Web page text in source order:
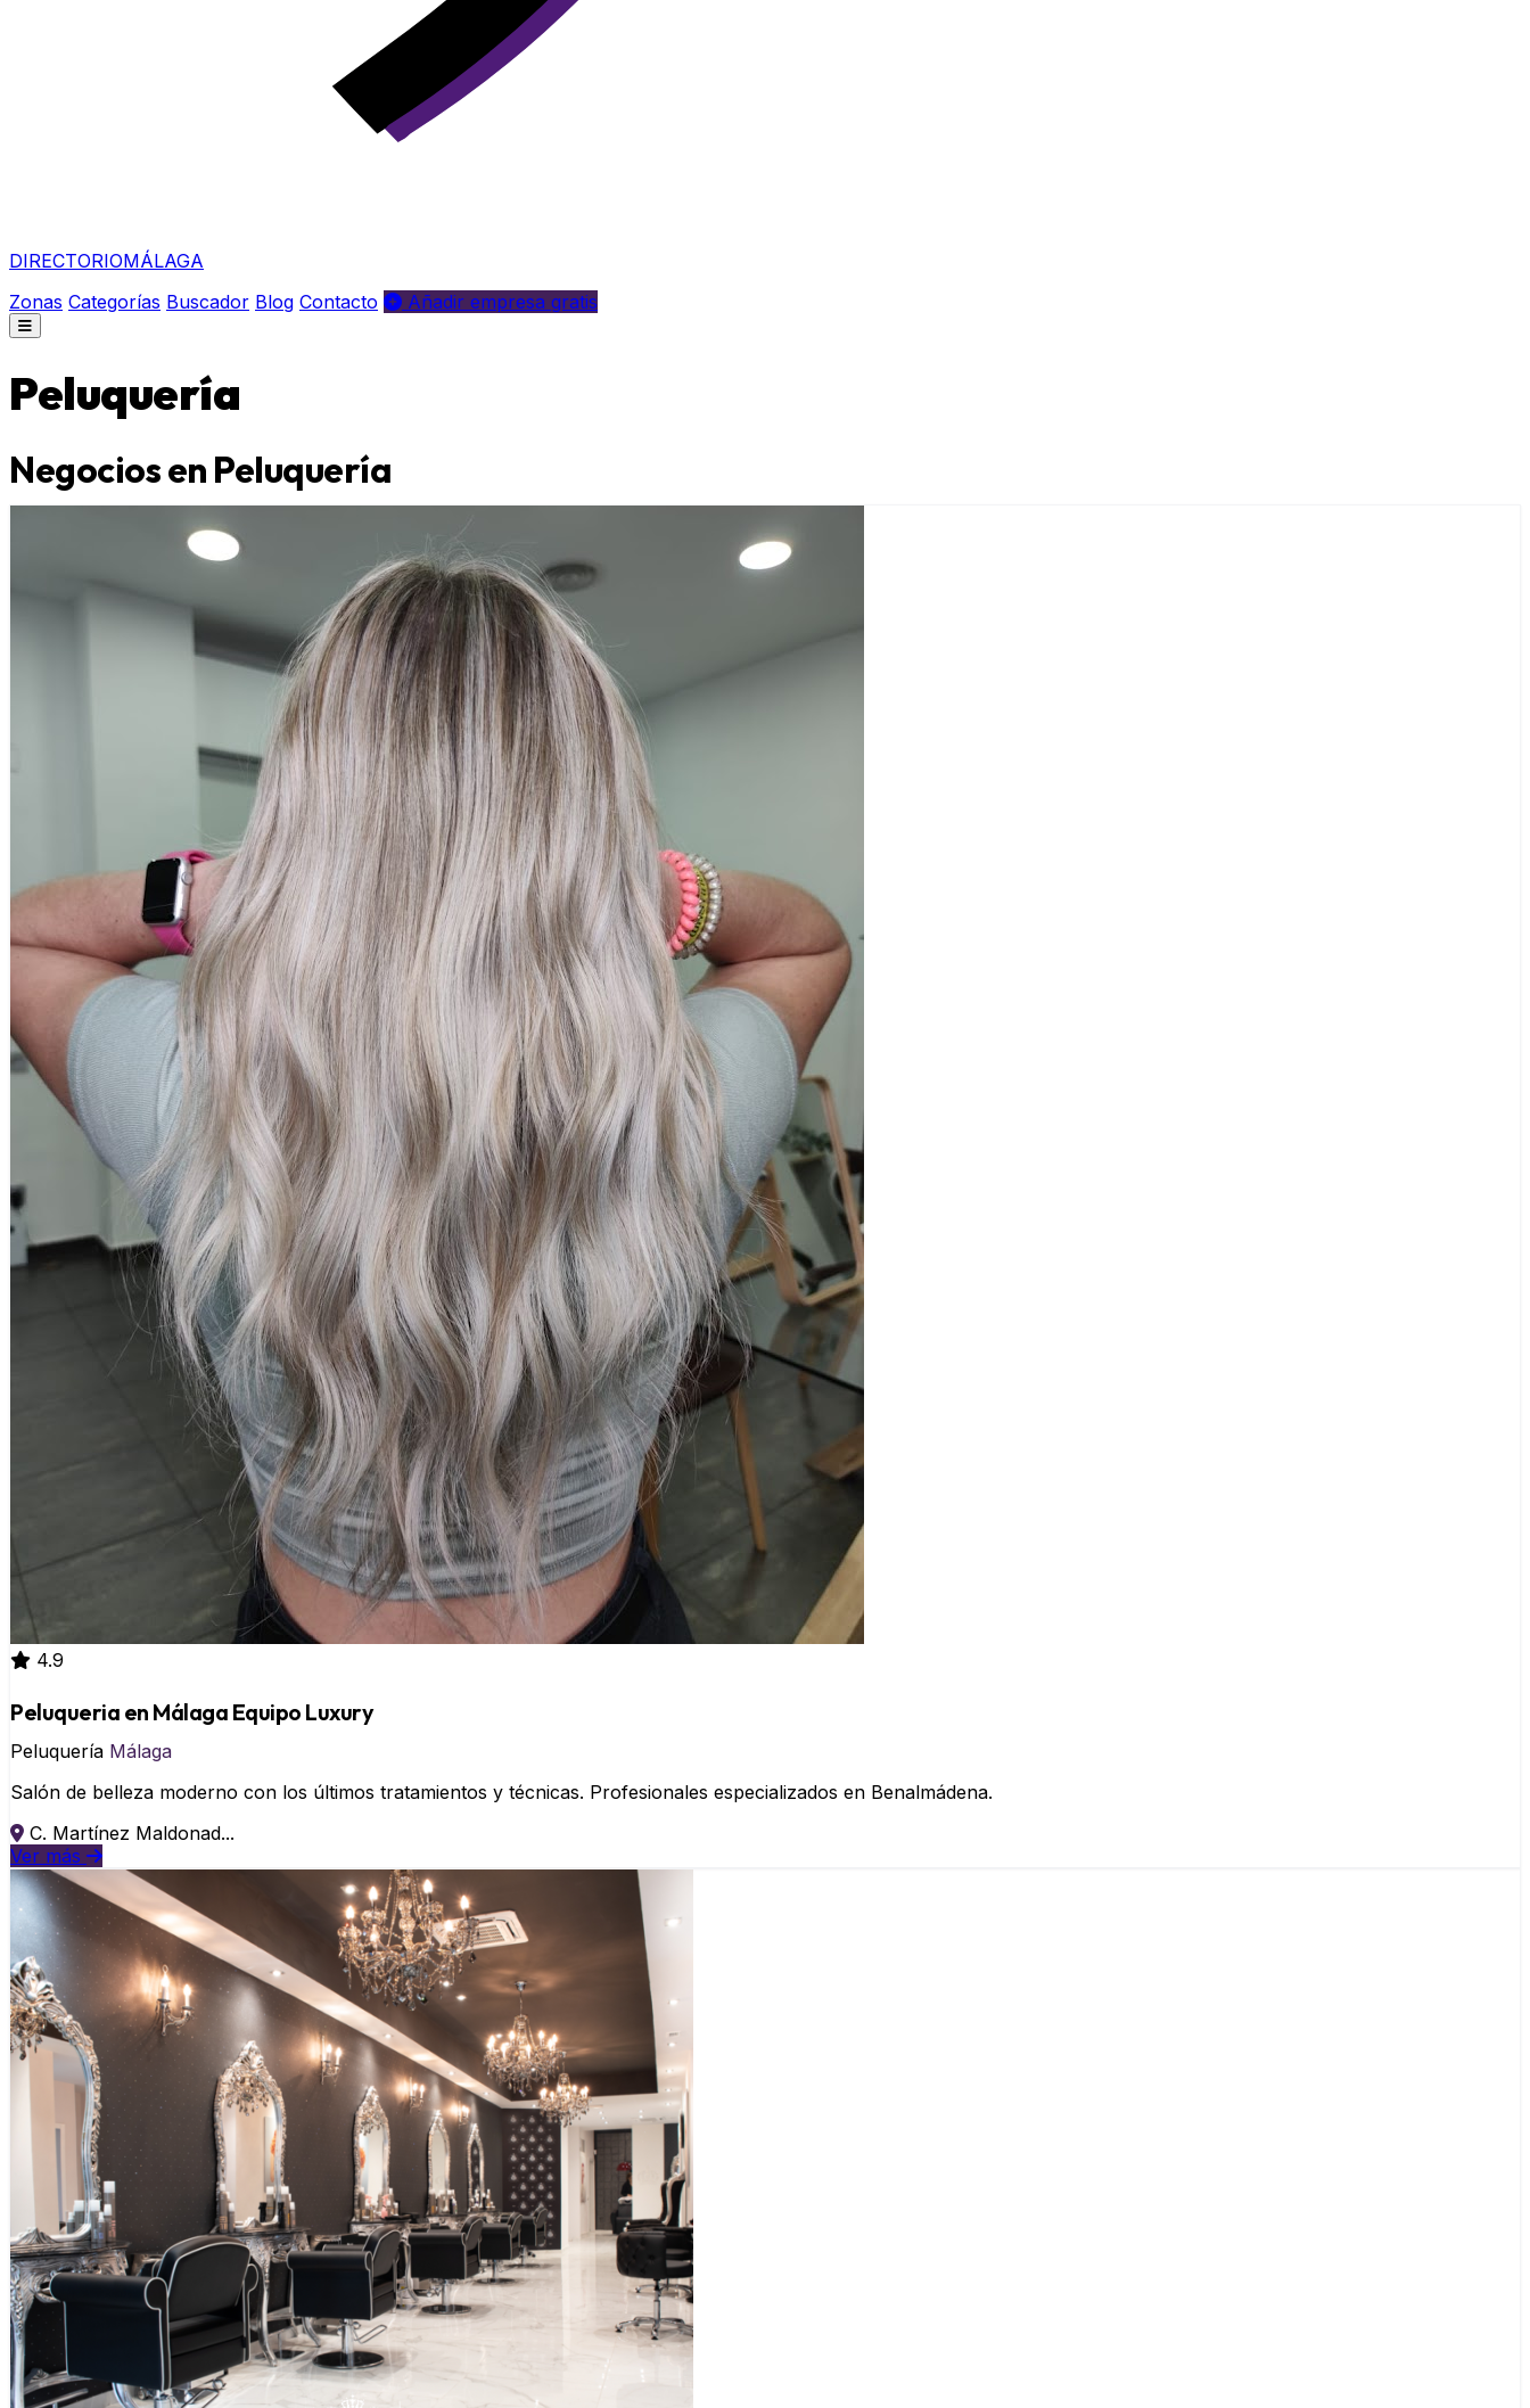
DIRECTORIOMÁLAGA
Zonas Categorías Buscador Blog Contacto Añadir empresa gratis
Peluquería
Negocios en Peluquería
4.9
Peluqueria en Málaga Equipo Luxury
Peluquería Málaga
Salón de belleza moderno con los últimos tratamientos y técnicas. Profesionales especializados en Benalmádena.
C. Martínez Maldonad...
Ver más